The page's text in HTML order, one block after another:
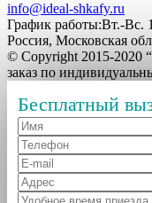
info@ideal-shkafy.ru
График работы:Вт.-Вс.
Россия, Московская
© Copyright 2015-2020
заказ по
Бесплатный